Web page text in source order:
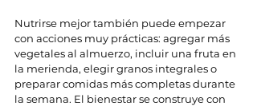
Nutrirse mejor también puede empezar
con acciones muy prácticas: agregar más
vegetales al almuerzo, incluir una fruta en
la merienda, elegir granos integrales o
preparar comidas más completas durante
la semana. El bienestar se construye con